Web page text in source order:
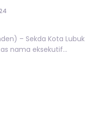
– Sekda Kota Lubuk
nama eksekutif...